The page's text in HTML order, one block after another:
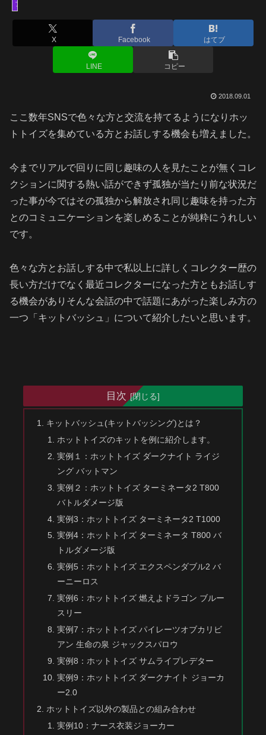
フィギュア
X Facebook はてブ
LINE コピー
2018.09.01
ここ数年SNSで色々な方と交流を持てるようになりホッ
トトイズを集めている方とお話しする機会も増えました。
今までリアルで回りに同じ趣味の人を見たことが無くコレ
クションに関する熱い話ができず孤独が当たり前な状況だ
った事が今ではその孤独から解放され同じ趣味を持った方
とのコミュニケーションを楽しめることが純粋にうれしい
です。
色々な方とお話しする中で私以上に詳しくコレクター歴の
長い方だけでなく最近コレクターになった方ともお話しす
る機会がありそんな会話の中で話題にあがった楽しみ方の
一つ「キットバッシュ」について紹介したいと思います。
目次
キットバッシュ(キットバッシング)とは？
ホットトイズのキットを例に紹介します。
実例１：ホットトイズ ダークナイト ライジ
ング バットマン
実例２：ホットトイズ ターミネータ2 T800
バトルダメージ版
実例3：ホットトイズ ターミネータ2 T1000
実例4：ホットトイズ ターミネータ T800 バ
トルダメージ版
実例5：ホットトイズ エクスペンダブル2 バ
ーニーロス
実例6：ホットトイズ 燃えよドラゴン ブルー
スリー
実例7：ホットトイズ パイレーツオブカリビ
アン 生命の泉 ジャックスパロウ
実例8：ホットトイズ サムライプレデター
実例9：ホットトイズ ダークナイト ジョーカ
ー2.0
ホットトイズ以外の製品との組み合わせ
実例10：ナース衣装ジョーカー